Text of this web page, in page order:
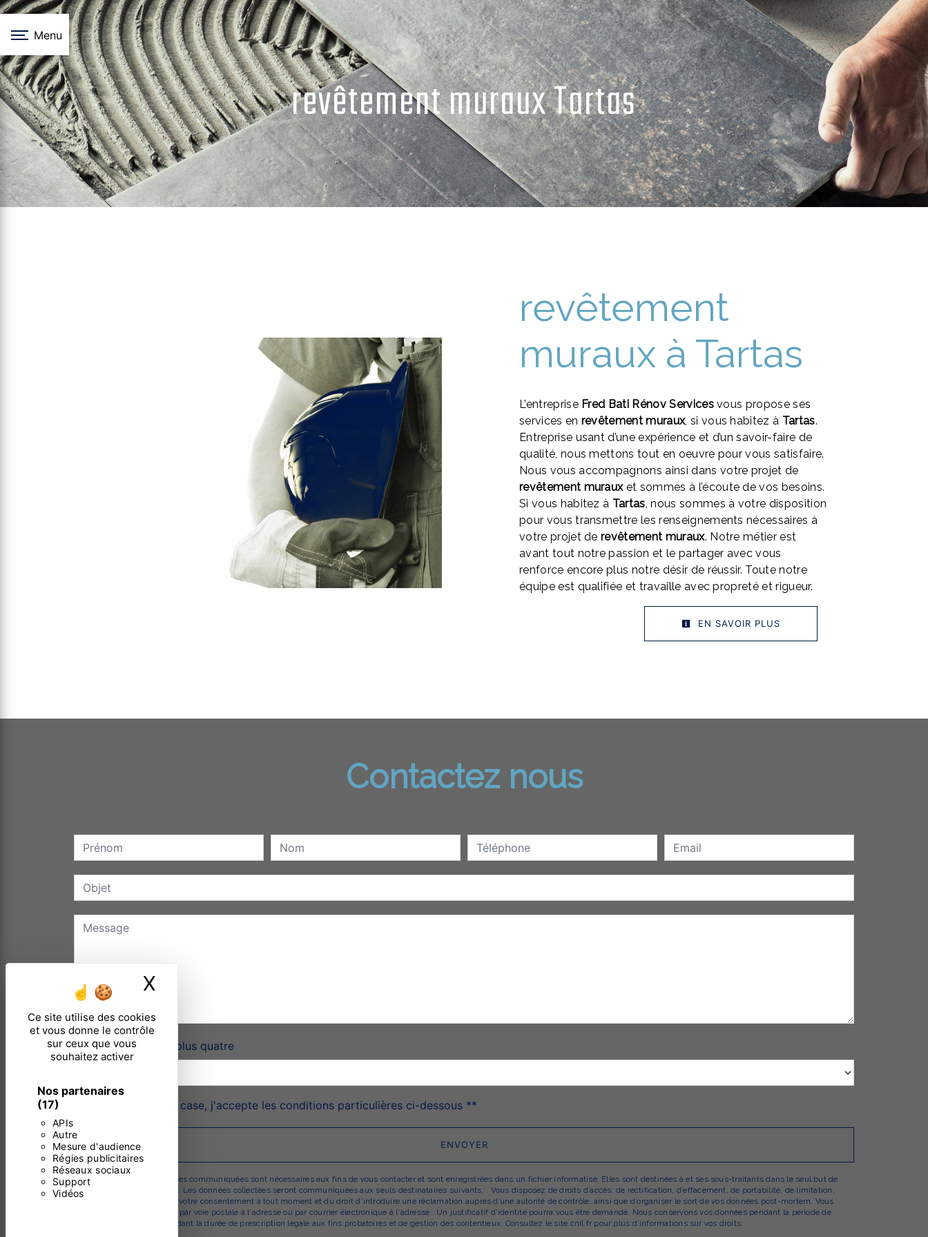
Panneau de gestion des cookies
Ce site utilise des cookies
et vous donne le contrôle
sur ceux que vous
souhaitez activer
Nos partenaires
(17)
APIs
Autre
Mesure d'audience
Régies publicitaires
Réseaux sociaux
Support
Vidéos
X
Menu
revêtement muraux Tartas
revêtement
muraux à Tartas
L’entreprise Fred Bati Rénov Servicesvous propose ses
services en revêtement muraux, si vous habitez à Tartas.
Entreprise usant d’une expérience et d’un savoir-faire de
qualité, nous mettons tout en oeuvre pour vous satisfaire.
Nous vous accompagnons ainsi dans votre projet de
revêtement murauxet sommes à l’écoute de vos besoins.
Si vous habitez à Tartas, nous sommes à votre disposition
pour vous transmettre les renseignements nécessaires à
votre projet derevêtement muraux. Notre métier est
avant tout notre passion et le partager avec vous
renforce encore plus notre désir de réussir. Toute notre
équipe est qualifiée et travaille avec propreté et rigueur.
EN SAVOIR PLUS
Contactez nous
Combien font sept plus quatre
En cochant cette case, j'accepte les conditions particulières ci-dessous **
ENVOYER
** Les données personnelles communiquées sont nécessaires aux fins de vous contacter et sont enregistrées dans un fichier informatisé. Elles sont destinées à et ses sous-traitants dans le seul but de
répondre à votre message. Les données collectées seront communiquées aux seuls destinataires suivants: . Vous disposez de droits d’accès, de rectification, d’effacement, de portabilité, de limitation,
d’opposition, de retrait de votre consentement à tout moment et du droit d’introduire une réclamation auprès d’une autorité de contrôle, ainsi que d’organiser le sort de vos données post-mortem. Vous
pouvez exercer ces droits par voie postale à l'adresse ou par courrier électronique à l'adresse . Un justificatif d'identité pourra vous être demandé. Nous conservons vos données pendant la période de
prise de contact puis pendant la durée de prescription légale aux fins probatoires et de gestion des contentieux. Consultez le site cnil.fr pour plus d’informations sur vos droits.